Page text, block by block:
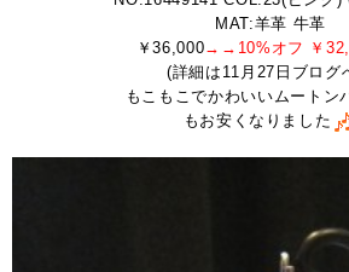
MAT:羊革 牛革
￥36,000→→10%オフ ￥
(詳細は11月27日ブログ
もこもこでかわいいムートン
もお安くなりました